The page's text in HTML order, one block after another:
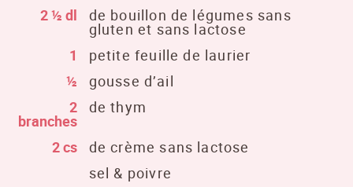
2 ½ dl
de bouillon de légumes sans
gluten et sans lactose
1
petite feuille de laurier
½
gousse d’ail
2
branches
de thym
2 cs
de crème sans lactose
sel & poivre